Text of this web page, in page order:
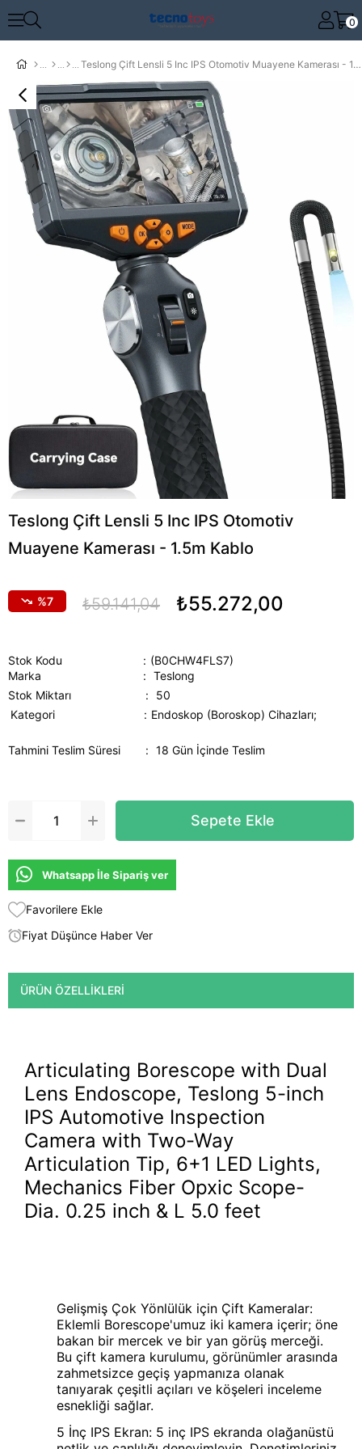
0
Teslong Çift Lensli 5 Inc IPS Otomotiv Muayene Kamerası - 1.5m Kablo
Teslong Çift Lensli 5 Inc IPS Otomotiv
Muayene Kamerası - 1.5m Kablo
7 ₺59.141,04 ₺55.272,00
Stok Kodu
(B0CHW4FLS7)
Marka
: Teslong
Stok Miktarı
:
50
Kategori
Endoskop (Boroskop) Cihazları;
Tahmini Teslim Süresi : 18 Gün İçinde Teslim
Whatsapp İle Sipariş ver
Favorilere Ekle
Fiyat Düşünce Haber Ver
ÜRÜN ÖZELLIKLERI
Articulating Borescope with Dual
Lens Endoscope, Teslong 5-inch
IPS Automotive Inspection
Camera with Two-Way
Articulation Tip, 6+1 LED Lights,
Mechanics Fiber Opxic Scope-
Dia. 0.25 inch & L 5.0 feet
Gelişmiş Çok Yönlülük için Çift Kameralar:
Eklemli Borescope'umuz iki kamera içerir; öne
bakan bir mercek ve bir yan görüş merceği.
Bu çift kamera kurulumu, görünümler arasında
zahmetsizce geçiş yapmanıza olanak
tanıyarak çeşitli açıları ve köşeleri inceleme
esnekliği sağlar.
5 İnç IPS Ekran: 5 inç IPS ekranda olağanüstü